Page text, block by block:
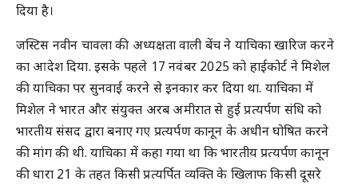
दिया है।
जस्टिस नवीन चावला की अध्यक्षता वाली बेंच ने याचिका खारिज करने
का आदेश दिया. इसके पहले 17 नवंबर 2025 को हाईकोर्ट ने मिशेल
की याचिका पर सुनवाई करने से इनकार कर दिया था. याचिका में
मिशेल ने भारत और संयुक्त अरब अमीरात से हुई प्रत्यर्पण संधि को
भारतीय संसद द्वारा बनाए गए प्रत्यर्पण कानून के अधीन घोषित करने
की मांग की थी. याचिका में कहा गया था कि भारतीय प्रत्यर्पण कानून
की धारा 21 के तहत किसी प्रत्यर्पित व्यक्ति के खिलाफ किसी दूसरे